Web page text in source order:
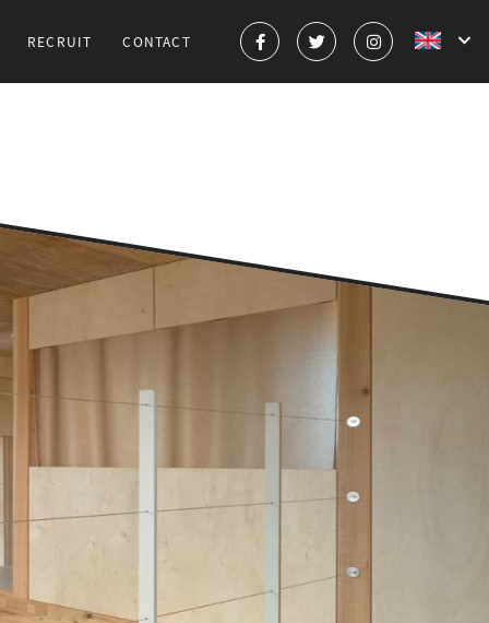
RECRUIT CONTACT